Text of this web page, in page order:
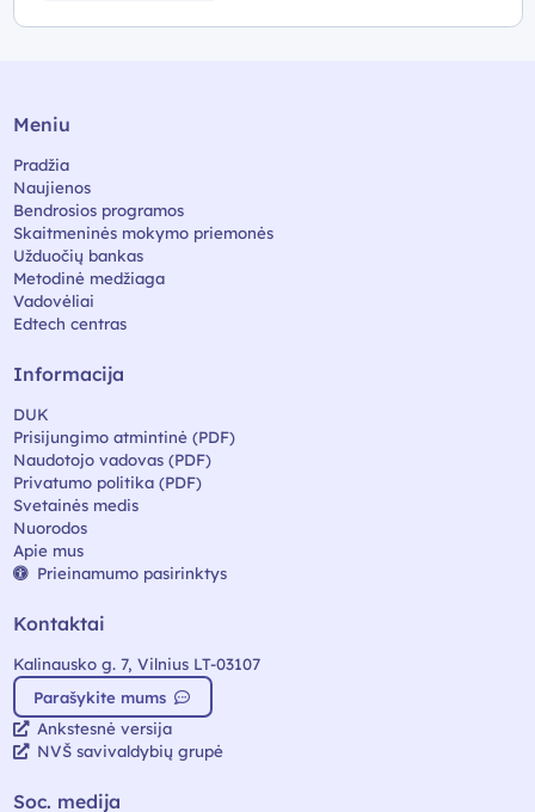
Meniu
Pradžia
Naujienos
Bendrosios programos
Skaitmeninės mokymo priemonės
Užduočių bankas
Metodinė medžiaga
Vadovėliai
Edtech centras
Informacija
DUK
Prisijungimo atmintinė (PDF)
Naudotojo vadovas (PDF)
Privatumo politika (PDF)
Svetainės medis
Nuorodos
Apie mus
Prieinamumo pasirinktys
Kontaktai
Kalinausko g. 7, Vilnius LT-03107
Parašykite mums
Ankstesnė versija
NVŠ savivaldybių grupė
Soc. medija